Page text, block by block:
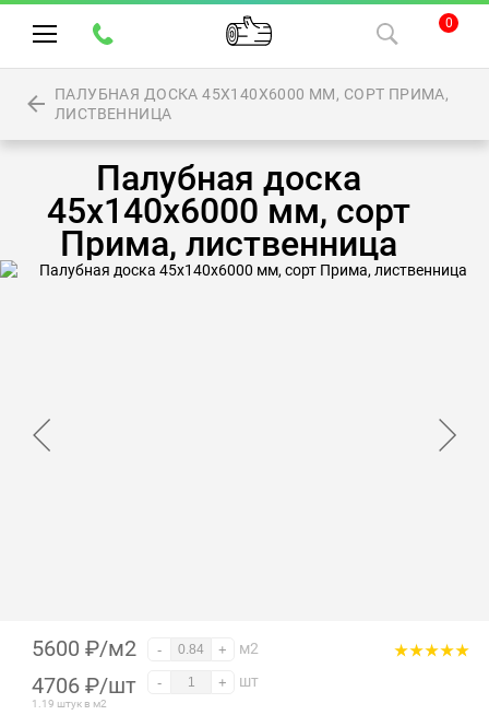
0
ПАЛУБНАЯ ДОСКА 45Х140Х6000 ММ, СОРТ ПРИМА,
ЛИСТВЕННИЦА
Палубная доска
45х140х6000 мм, сорт
Прима, лиственница
5600 ₽/м2 - + м2
4706 ₽/шт
1.19 штук в м2
- + шт